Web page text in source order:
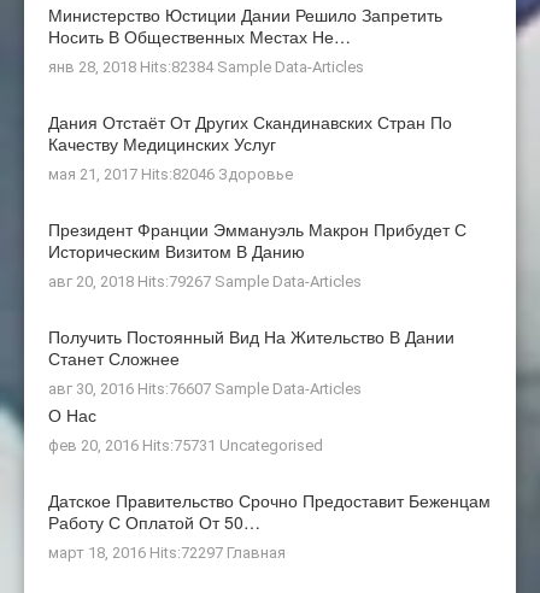
Министерство Юстиции Дании Решило Запретить
Носить В Общественных Местах Не…
янв 28, 2018 Hits:82384 Sample Data-Articles
Дания Отстаёт От Других Скандинавских Стран По
Качеству Медицинских Услуг
мая 21, 2017 Hits:82046 Здоровье
Президент Франции Эммануэль Макрон Прибудет С
Историческим Визитом В Данию
авг 20, 2018 Hits:79267 Sample Data-Articles
Получить Постоянный Вид На Жительство В Дании
Станет Сложнее
авг 30, 2016 Hits:76607 Sample Data-Articles
О Нас
фев 20, 2016 Hits:75731 Uncategorised
Датское Правительство Срочно Предоставит Беженцам
Работу С Оплатой От 50…
март 18, 2016 Hits:72297 Главная